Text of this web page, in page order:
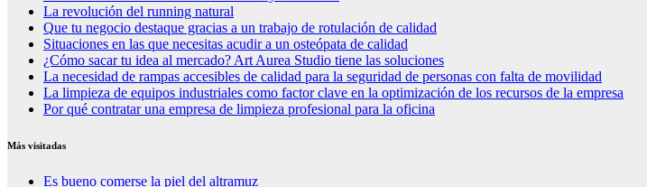
La revolución del running natural
Que tu negocio destaque gracias a un trabajo de rotulación de calidad
Situaciones en las que necesitas acudir a un osteópata de calidad
¿Cómo sacar tu idea al mercado? Art Aurea Studio tiene las soluciones
La necesidad de rampas accesibles de calidad para la seguridad de personas con falta de movilidad
La limpieza de equipos industriales como factor clave en la optimización de los recursos de la empresa
Por qué contratar una empresa de limpieza profesional para la oficina
Más visitadas
Es bueno comerse la piel del altramuz